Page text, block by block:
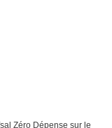
Zéro Dépense sur le